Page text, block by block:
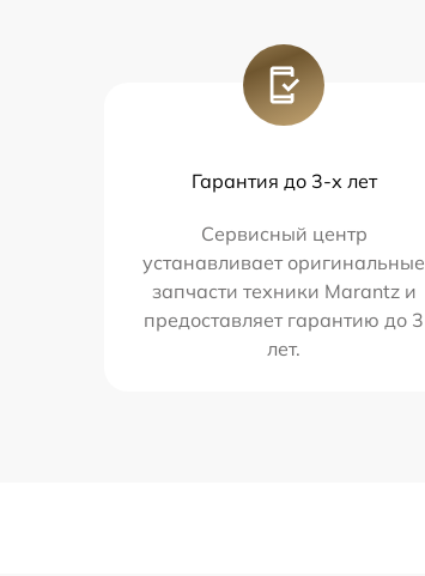
Гарантия до 3-х лет
Сервисный центр
устанавливает оригинальные
запчасти техники Marantz и
предоставляет гарантию до 3
лет.